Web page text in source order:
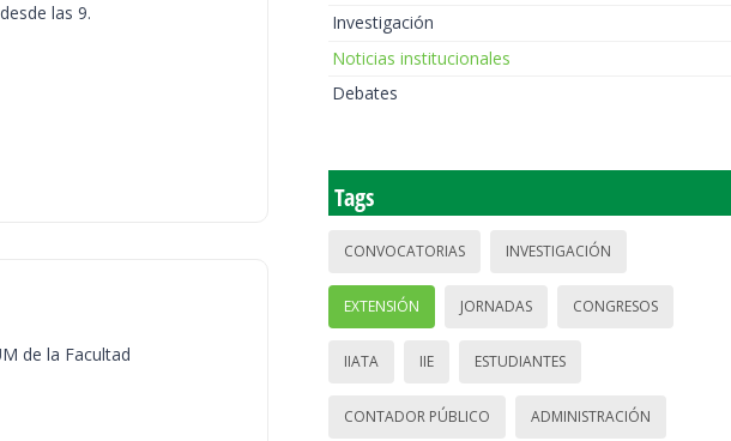
las 9.
de la Facultad
Investigación
Noticias institucionales
Debates
Tags
CONVOCATORIAS INVESTIGACIÓN
EXTENSIÓN JORNADAS CONGRESOS
IIATA IIE ESTUDIANTES
CONTADOR PÚBLICO ADMINISTRACIÓN